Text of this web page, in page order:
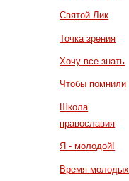
Святой Лик
Точка зрения
Хочу все знать
Чтобы помнили
Школа
православия
Я - молодой!
Время молодых